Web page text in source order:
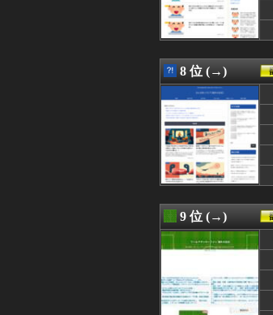
08/08 09:00
08/08 09:00
08/08 08:37
08/08 08:08
08/08 08:03
08/08 08:00
08/08 08:00
08/08 08:00
08/08 08:00
08/08 07:56
08/08 07:55
08/08 07:38
08/08 07:21
08/08 07:15
08/08 07:05
08/08 07:01
08/08 07:00
08/08 06:50
8 位 (→)
9 位 (→)